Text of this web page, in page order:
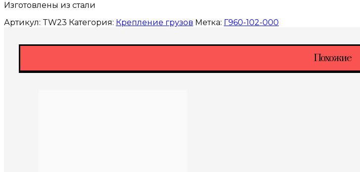
Изготовлены из стали
Артикул: TW23 Категория: Крепление грузов Метка: Г960-102-000
Похожие